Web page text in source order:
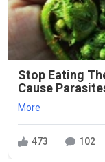
Stop Eating
Cause
More
473 102